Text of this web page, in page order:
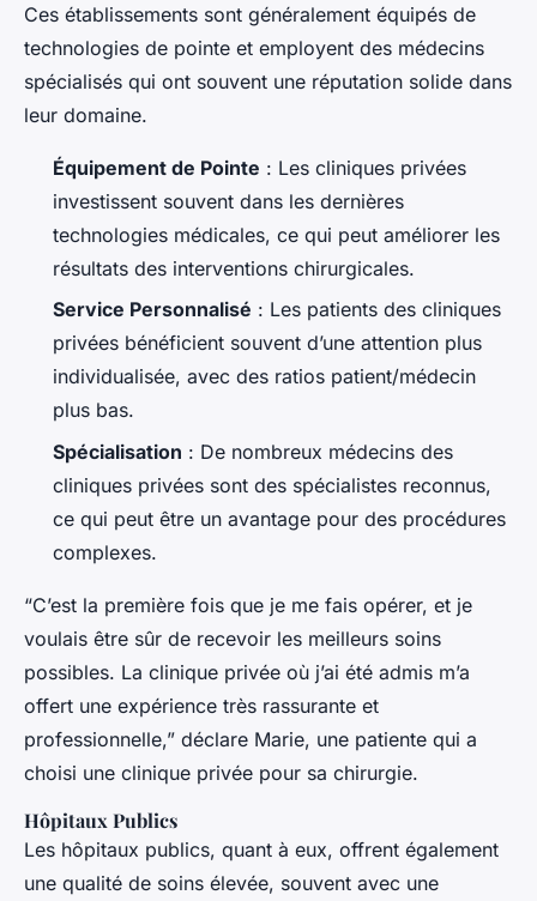
Ces établissements sont généralement équipés de
technologies de pointe et employent des médecins
spécialisés qui ont souvent une réputation solide dans
leur domaine.
Équipement de Pointe : Les cliniques privées
investissent souvent dans les dernières
technologies médicales, ce qui peut améliorer les
résultats des interventions chirurgicales.
Service Personnalisé : Les patients des cliniques
privées bénéficient souvent d’une attention plus
individualisée, avec des ratios patient/médecin
plus bas.
Spécialisation : De nombreux médecins des
cliniques privées sont des spécialistes reconnus,
ce qui peut être un avantage pour des procédures
complexes.
“C’est la première fois que je me fais opérer, et je
voulais être sûr de recevoir les meilleurs soins
possibles. La clinique privée où j’ai été admis m’a
offert une expérience très rassurante et
professionnelle,” déclare Marie, une patiente qui a
choisi une clinique privée pour sa chirurgie.
Hôpitaux Publics
Les hôpitaux publics, quant à eux, offrent également
une qualité de soins élevée, souvent avec une